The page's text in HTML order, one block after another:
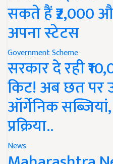
सकते हैं ₹2,000
अपना स्टेटस
Government Scheme
सरकार दे रही
किट! अब छत पर
ऑर्गेनिक
प्रक्रिया..
News